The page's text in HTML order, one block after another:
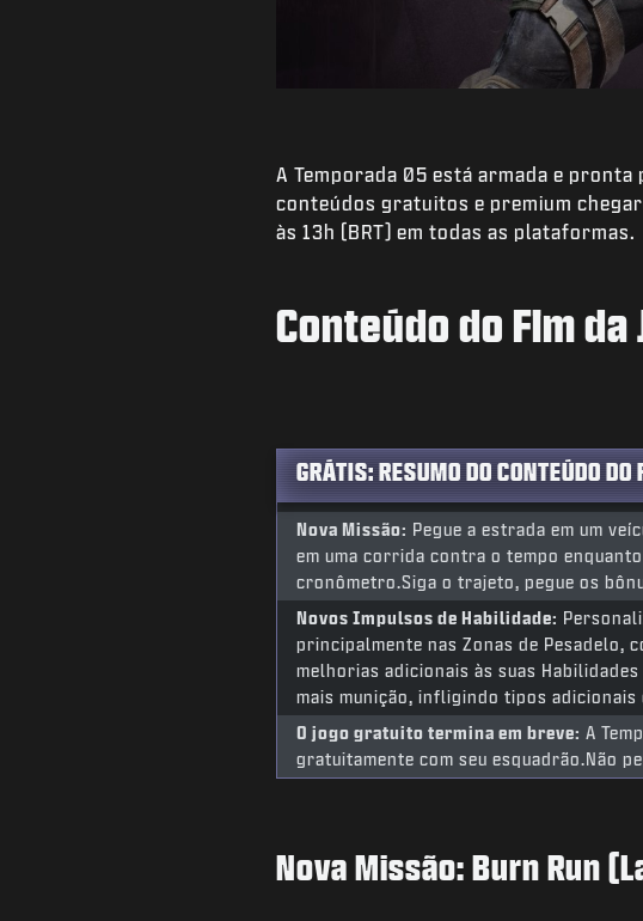
A Temporada 05 está armada e
conteúdos gratuitos e premium
às 13h (BRT) em todas as plataformas.
Conteúdo do Fim da
GRÁTIS: RESUMO DO CONTEÚDO
Nova Missão: Pegue a estrada em um
em uma corrida contra o tempo
cronômetro.Siga o trajeto, pegue os
Novos Impulsos de Habilidade:
principalmente nas Zonas de Pesadelo,
melhorias adicionais às suas
mais munição, infligindo tipos adicionais
O jogo gratuito termina em breve: A
gratuitamente com seu esquadrão.Não
Nova Missão: Burn Run